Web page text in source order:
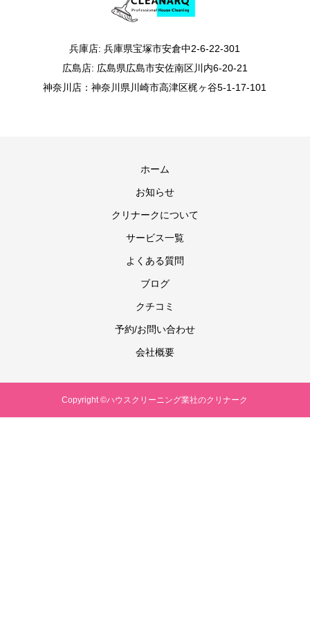
兵庫店: 兵庫県宝塚市安倉中2-6-22-301
広島店: 広島県広島市安佐南区川内6-20-21
神奈川店：神奈川県川崎市高津区梶ヶ谷5-1-17-101
ホーム
お知らせ
クリナークについて
サービス一覧
よくある質問
ブログ
クチコミ
予約/お問い合わせ
会社概要
Copyright ©ハウスクリーニング業社のクリナーク